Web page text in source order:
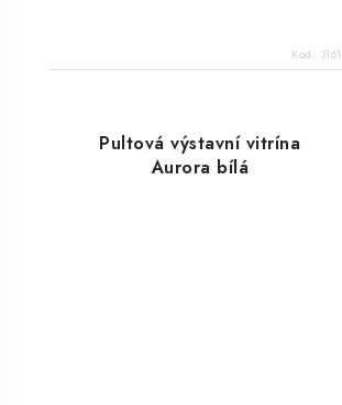
Kód: 3161
Pultová výstavní vitrína
Aurora bílá